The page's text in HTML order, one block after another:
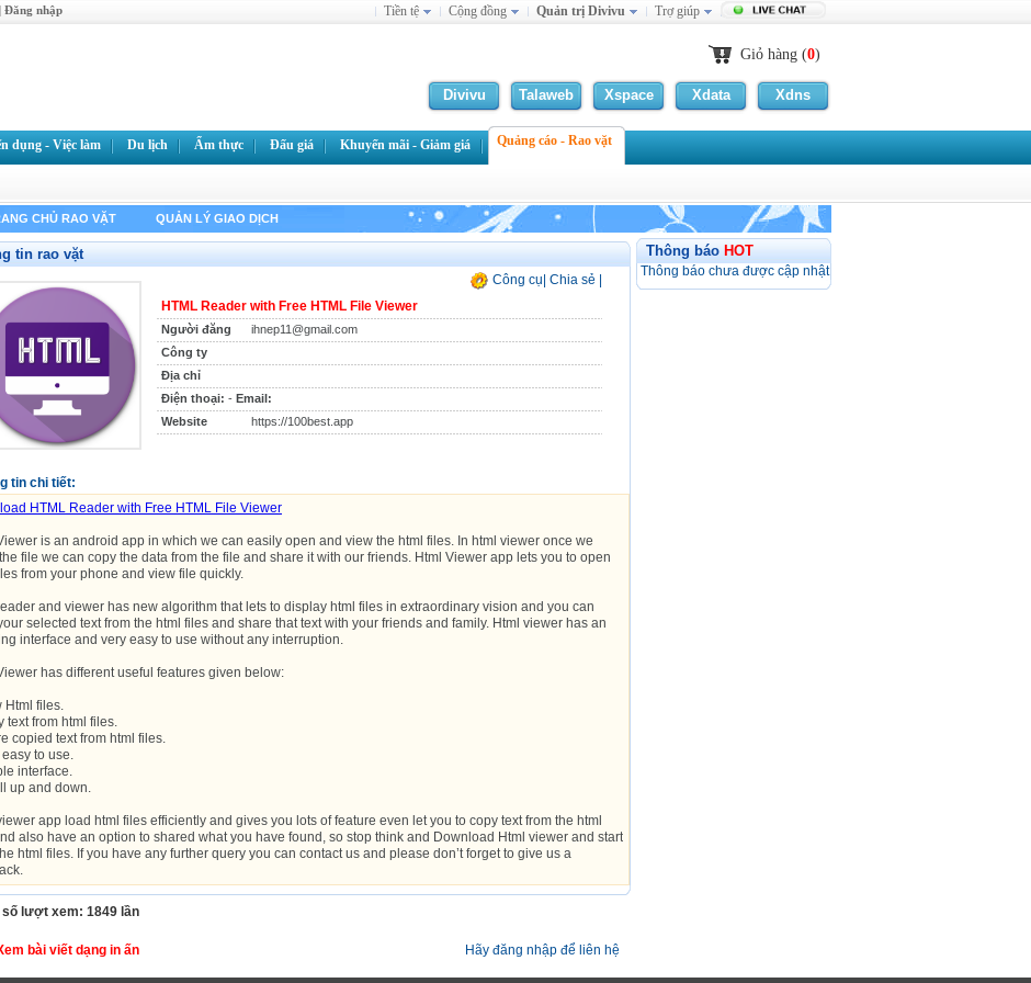
| Đăng nhập Tiền tệ Cộng đồng Quản trị Divivu Trợ giúp
Giỏ hàng (0)
Divivu Talaweb Xspace Xdata Xdns
dụng - Việc làm Du lịch Ẩm thực Đấu giá Khuyến mãi - Giảm giá Quảng cáo - Rao vặt
CHỦ RAO VẶT QUẢN LÝ GIAO DỊCH
tin rao vặt
Chia sẻ
Công cụ
HTML Reader with Free HTML File Viewer
Người đăng
ihnep11@gmail.com
Công ty
Địa chỉ
Điện thoại: - Email:
Website
https://100best.app
tin chi tiết:
HTML Reader with Free HTML File Viewer
is an android app in which we can easily open and view the html files. In html viewer once we
file we can copy the data from the file and share it with our friends. Html Viewer app lets you to open
from your phone and view file quickly.
and viewer has new algorithm that lets to display html files in extraordinary vision and you can
selected text from the html files and share that text with your friends and family. Html viewer has an
interface and very easy to use without any interruption.
has different useful features given below:
Html files.
text from html files.
copied text from html files.
easy to use.
interface.
up and down.
app load html files efficiently and gives you lots of feature even let you to copy text from the html
also have an option to shared what you have found, so stop think and Download Html viewer and start
html files. If you have any further query you can contact us and please don’t forget to give us a
số lượt xem: 1849 lần
bài viết dạng in ấn Hãy đăng nhập để liên hệ
Thông báo HOT
Thông báo chưa được cập nhật